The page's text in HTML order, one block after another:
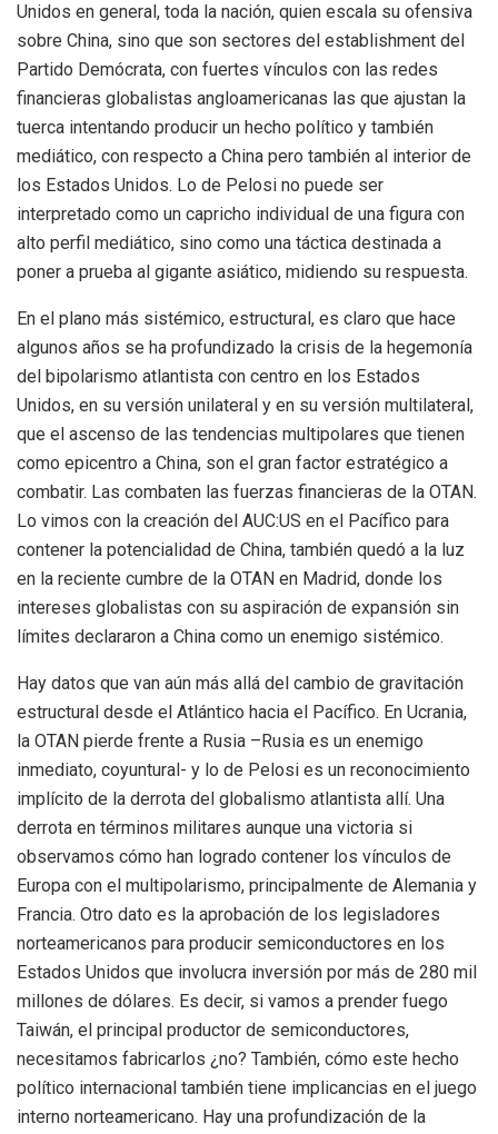
Unidos en general, toda la nación, quien escala su ofensiva
sobre China, sino que son sectores del establishment del
Partido Demócrata, con fuertes vínculos con las redes
financieras globalistas angloamericanas las que ajustan la
tuerca intentando producir un hecho político y también
mediático, con respecto a China pero también al interior de
los Estados Unidos. Lo de Pelosi no puede ser
interpretado como un capricho individual de una figura con
alto perfil mediático, sino como una táctica destinada a
poner a prueba al gigante asiático, midiendo su respuesta.
En el plano más sistémico, estructural, es claro que hace
algunos años se ha profundizado la crisis de la hegemonía
del bipolarismo atlantista con centro en los Estados
Unidos, en su versión unilateral y en su versión multilateral,
que el ascenso de las tendencias multipolares que tienen
como epicentro a China, son el gran factor estratégico a
combatir. Las combaten las fuerzas financieras de la OTAN.
Lo vimos con la creación del AUC:US en el Pacífico para
contener la potencialidad de China, también quedó a la luz
en la reciente cumbre de la OTAN en Madrid, donde los
intereses globalistas con su aspiración de expansión sin
límites declararon a China como un enemigo sistémico.
Hay datos que van aún más allá del cambio de gravitación
estructural desde el Atlántico hacia el Pacífico. En Ucrania,
la OTAN pierde frente a Rusia –Rusia es un enemigo
inmediato, coyuntural- y lo de Pelosi es un reconocimiento
implícito de la derrota del globalismo atlantista allí. Una
derrota en términos militares aunque una victoria si
observamos cómo han logrado contener los vínculos de
Europa con el multipolarismo, principalmente de Alemania y
Francia. Otro dato es la aprobación de los legisladores
norteamericanos para producir semiconductores en los
Estados Unidos que involucra inversión por más de 280 mil
millones de dólares. Es decir, si vamos a prender fuego
Taiwán, el principal productor de semiconductores,
necesitamos fabricarlos ¿no? También, cómo este hecho
político internacional también tiene implicancias en el juego
interno norteamericano. Hay una profundización de la